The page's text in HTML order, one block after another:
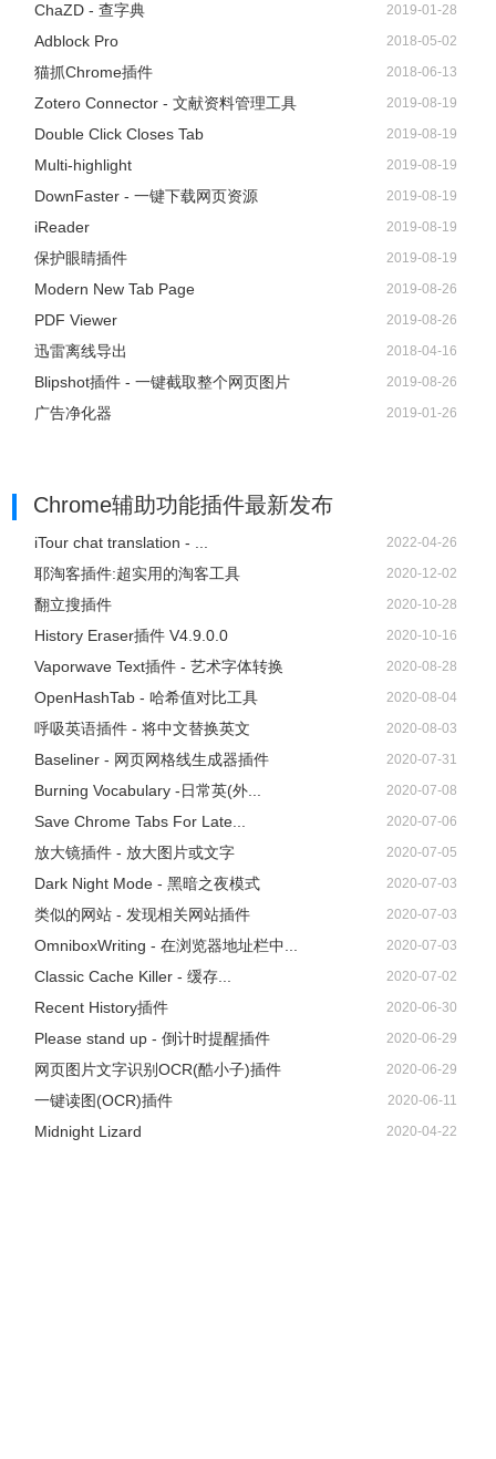
ChaZD - 查字典 2019-01-28
Adblock Pro 2018-05-02
猫抓Chrome插件 2018-06-13
Zotero Connector - 文献资料管理工具 2019-08-19
Double Click Closes Tab 2019-08-19
Multi-highlight 2019-08-19
DownFaster - 一键下载网页资源 2019-08-19
iReader 2019-08-19
保护眼睛插件 2019-08-19
Modern New Tab Page 2019-08-26
PDF Viewer 2019-08-26
迅雷离线导出 2018-04-16
Blipshot插件 - 一键截取整个网页图片 2019-08-26
广告净化器 2019-01-26
Chrome辅助功能插件最新发布
iTour chat translation - ... 2022-04-26
耶淘客插件:超实用的淘客工具 2020-12-02
翻立搜插件 2020-10-28
History Eraser插件 V4.9.0.0 2020-10-16
Vaporwave Text插件 - 艺术字体转换 2020-08-28
OpenHashTab - 哈希值对比工具 2020-08-04
呼吸英语插件 - 将中文替换英文 2020-08-03
Baseliner - 网页网格线生成器插件 2020-07-31
Burning Vocabulary -日常英(外... 2020-07-08
Save Chrome Tabs For Late... 2020-07-06
放大镜插件 - 放大图片或文字 2020-07-05
Dark Night Mode - 黑暗之夜模式 2020-07-03
类似的网站 - 发现相关网站插件 2020-07-03
OmniboxWriting - 在浏览器地址栏中... 2020-07-03
Classic Cache Killer - 缓存... 2020-07-02
Recent History插件 2020-06-30
Please stand up - 倒计时提醒插件 2020-06-29
网页图片文字识别OCR(酷小子)插件 2020-06-29
一键读图(OCR)插件 2020-06-11
Midnight Lizard 2020-04-22